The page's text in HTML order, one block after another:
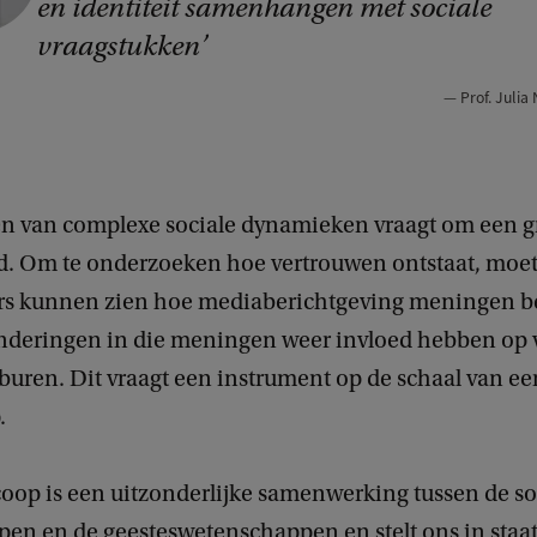
en identiteit samenhangen met sociale
vraagstukken
Prof. Julia
van complexe sociale dynamieken vraagt om een
Om te onderzoeken hoe vertrouwen ontstaat,
kunnen zien hoe mediaberichtgeving meningen
in die meningen weer invloed hebben op
Dit vraagt een instrument op de schaal van
is een uitzonderlijke samenwerking tussen de